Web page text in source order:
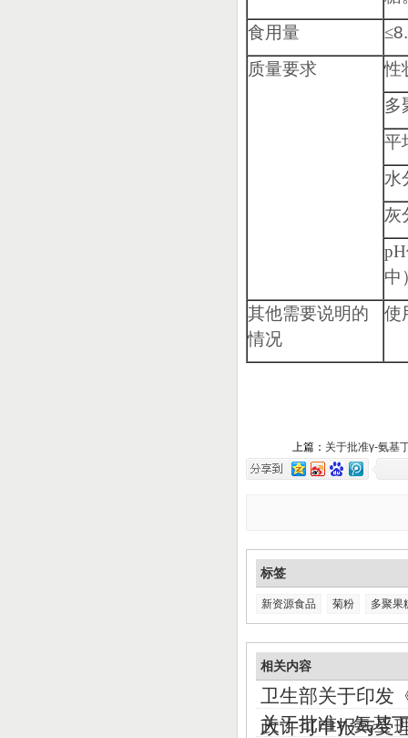
食用量
≤
质量要求
性
多
平
水
灰
pH
中
其他需要说明的
情况
使
上篇： 关于批准γ-氨基
标签
新资源食品 菊粉 多聚果
相关内容
卫生部关于印发
政许可申报与受
关于批准γ-氨基